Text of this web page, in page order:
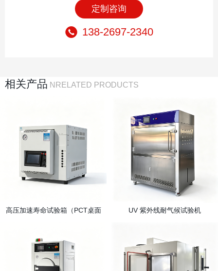
定制咨询
138-2697-2340
相关产品 NRELATED PRODUCTS
高压加速寿命试验箱（PCT桌面
UV 紫外线耐气候试验机